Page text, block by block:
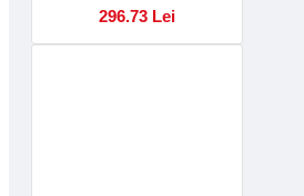
296.73 Lei